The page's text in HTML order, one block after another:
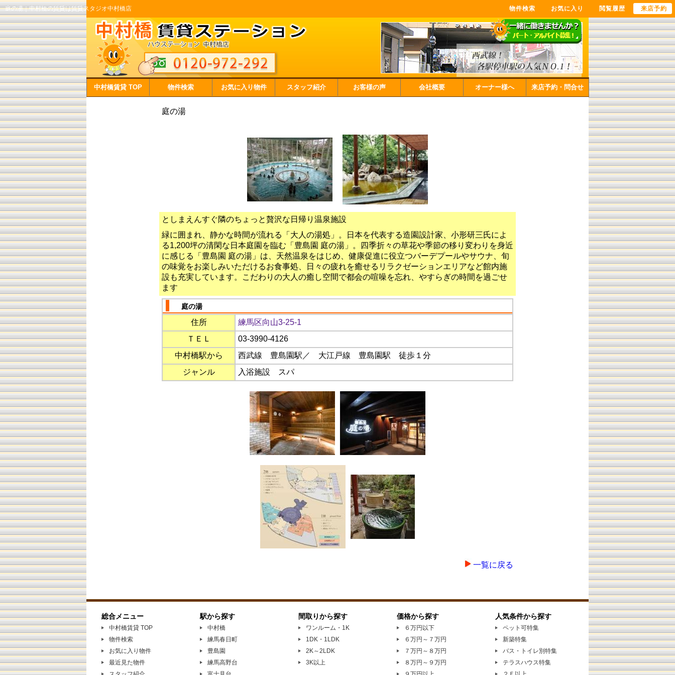
庭の湯｜中村橋の賃貸は賃貸スタジオ中村橋店
中村橋賃貸 TOP 物件検索 お気に入り物件 スタッフ紹介 お客様の声 会社概要 オーナー様へ 来店予約・問合せ
庭の湯
としまえんすぐ隣のちょっと贅沢な日帰り温泉施設
緑に囲まれ、静かな時間が流れる「大人の湯処」。日本を代表する造園設計家、小形研三氏によ
る1,200坪の清閑な日本庭園を臨む「豊島園 庭の湯」。四季折々の草花や季節の移り変わりを身近
に感じる「豊島園 庭の湯」は、天然温泉をはじめ、健康促進に役立つバーデプールやサウナ、旬
の味覚をお楽しみいただけるお食事処、日々の疲れを癒せるリラクゼーションエリアなど館内施
設も充実しています。こだわりの大人の癒し空間で都会の喧噪を忘れ、やすらぎの時間を過ごせ
ます
庭の湯
住所
練馬区向山3-25-1
ＴＥＬ
03-3990-4126
中村橋駅から
西武線 豊島園駅／ 大江戸線 豊島園駅 徒歩１分
ジャンル
入浴施設 スパ
一覧に戻る
総合メニュー
中村橋賃貸 TOP
物件検索
お気に入り物件
最近見た物件
駅から探す
中村橋
練馬春日町
豊島園
練馬高野台
間取りから探す
ワンルーム・1K
1DK・1LDK
2K～2LDK
3K以上
価格から探す
６万円以下
６万円～７万円
７万円～８万円
８万円～９万円
人気条件から探す
ペット可特集
新築特集
バス・トイレ別特集
テラスハウス特集
物件検索 お気に入り 閲覧履歴 来店予約